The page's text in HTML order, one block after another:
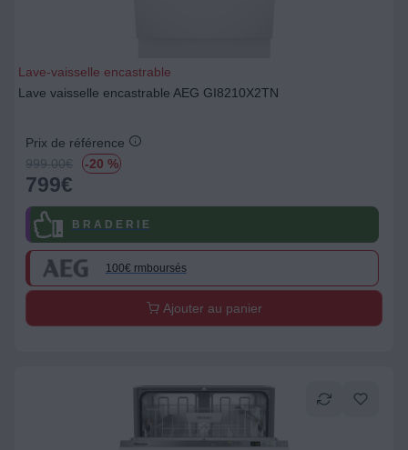
Lave-vaisselle encastrable
Lave vaisselle encastrable AEG GI8210X2TN
Prix de référence
999.00€ -20 %
799€
B R A D E R I E
100€ rmboursés
Ajouter au panier